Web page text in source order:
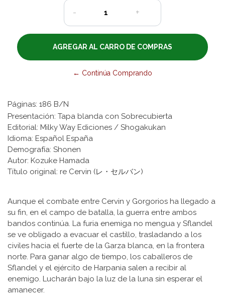
- +
← Continúa Comprando
Páginas: 186 B/N
Presentación: Tapa blanda con Sobrecubierta
Editorial: Milky Way Ediciones / Shogakukan
Idioma: Español España
Demografía: Shonen
Autor: Kozuke Hamada
Título original: re Cervin (レ・セルバン)
Aunque el combate entre Cervin y Gorgorios ha llegado a
su fin, en el campo de batalla, la guerra entre ambos
bandos continúa. La furia enemiga no mengua y Sflandel
se ve obligado a evacuar el castillo, trasladando a los
civiles hacia el fuerte de la Garza blanca, en la frontera
norte. Para ganar algo de tiempo, los caballeros de
Sflandel y el ejército de Harpania salen a recibir al
enemigo. Lucharán bajo la luz de la luna sin esperar el
amanecer.